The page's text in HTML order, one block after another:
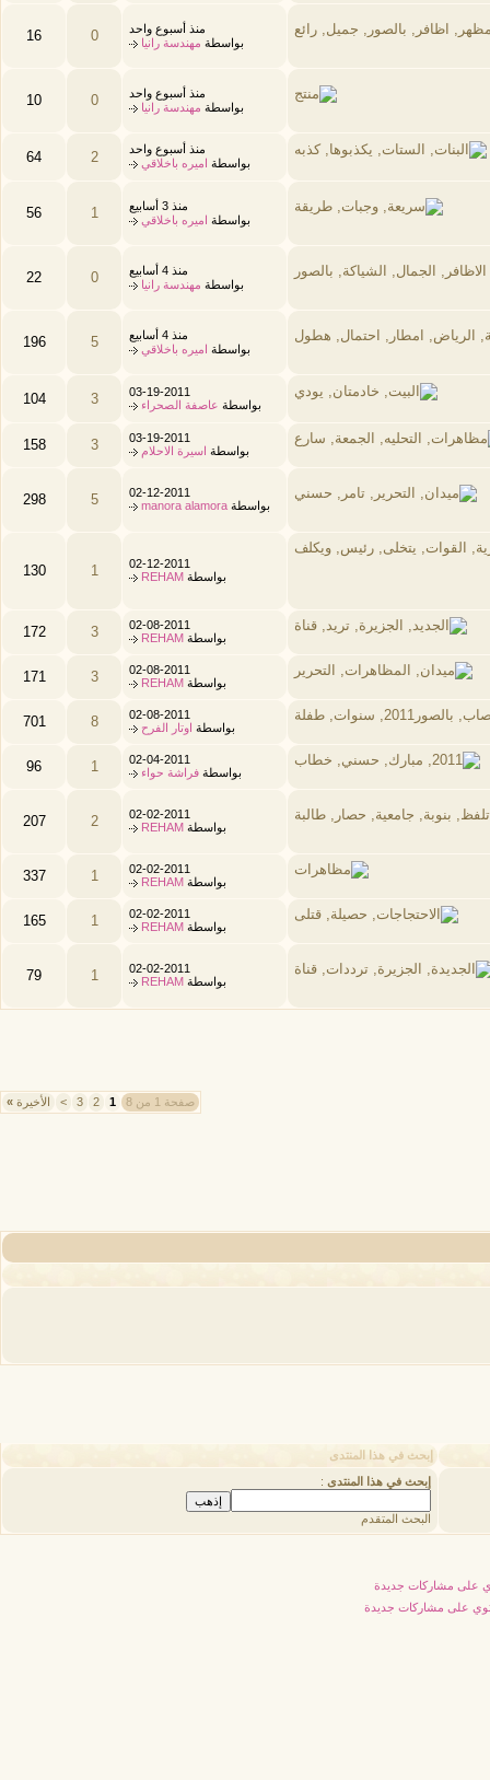
منذ أسبوع واحد
بواسطة مهندسة رانيا 0
16
منذ أسبوع واحد
بواسطة مهندسة رانيا 0
10
منذ أسبوع واحد
بواسطة اميره باخلاقي 2
64
منذ 3 أسابيع
بواسطة اميره باخلاقي 1
56
منذ 4 أسابيع
بواسطة مهندسة رانيا 0
22
منذ 4 أسابيع
بواسطة اميره باخلاقي 5
196
03-19-2011
بواسطة عاصفة الصحراء 3
104
03-19-2011
بواسطة اسيرة الاحلام 3
158
02-12-2011
بواسطة manora alamora
5
298
02-12-2011
بواسطة REHAM
1
130
02-08-2011
بواسطة REHAM
3
172
02-08-2011
بواسطة REHAM
3
171
02-08-2011
بواسطة اوتار الفرح 8
701
02-04-2011
بواسطة فراشة حواء 1
96
02-02-2011
بواسطة REHAM
2
207
02-02-2011
بواسطة REHAM
1
337
02-02-2011
بواسطة REHAM
1
165
02-02-2011
بواسطة REHAM
1
79
صفحة 1 من 8 1
2
3
> الأخيرة »
إبحث في هذا المنتدى
إبحث في هذا المنتدى :
البحث المتقدم
على مشاركات جديدة
على مشاركات جديدة